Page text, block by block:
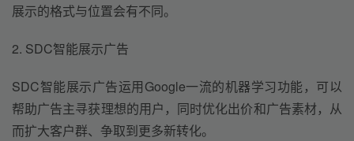
展示的格式与位置会有不同。
2. SDC智能展示广告
SDC智能展示广告运用Google一流的机器学习功能，可以
帮助广告主寻获理想的用户，同时优化出价和广告素材，从
而扩大客户群、争取到更多新转化。